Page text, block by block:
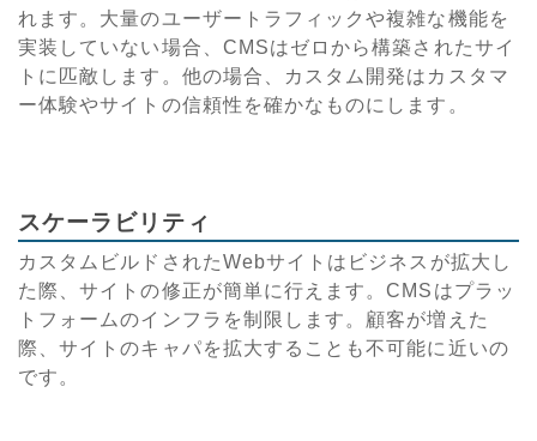
れます。大量のユーザートラフィックや複雑な機能を
実装していない場合、CMSはゼロから構築されたサイ
トに匹敵します。他の場合、カスタム開発はカスタマ
ー体験やサイトの信頼性を確かなものにします。
スケーラビリティ
カスタムビルドされたWebサイトはビジネスが拡大し
た際、サイトの修正が簡単に行えます。CMSはプラッ
トフォームのインフラを制限します。顧客が増えた
際、サイトのキャパを拡大することも不可能に近いの
です。